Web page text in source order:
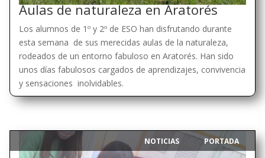
Aulas de naturaleza en Aratorés
Los alumnos de 1º y 2º de ESO han disfrutando durante
esta semana de sus merecidas aulas de la naturaleza,
rodeados de un entorno fabuloso en Aratorés. Han sido
unos días fabulosos cargados de aprendizajes, convivencia
y sensaciones inolvidables.
NOTICIAS PORTADA